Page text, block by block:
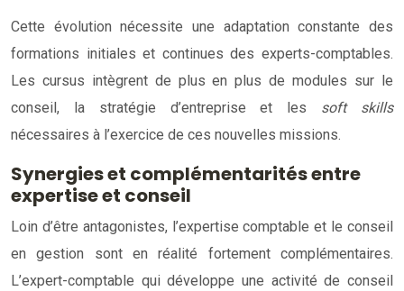
Cette évolution nécessite une adaptation constante des
formations initiales et continues des experts-comptables.
Les cursus intègrent de plus en plus de modules sur le
conseil, la stratégie d’entreprise et les soft skills
nécessaires à l’exercice de ces nouvelles missions.
Synergies et complémentarités entre
expertise et conseil
Loin d’être antagonistes, l’expertise comptable et le conseil
en gestion sont en réalité fortement complémentaires.
L’expert-comptable qui développe une activité de conseil